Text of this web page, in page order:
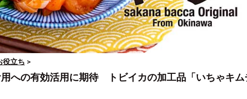
役立ち >
への有効活用に期待 トビイカの加工品「いちゃキム